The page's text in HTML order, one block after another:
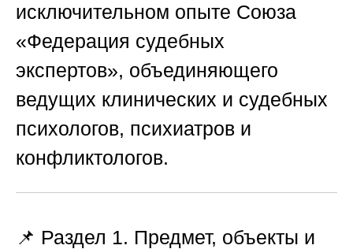
исключительном опыте Союза
«Федерация судебных
экспертов», объединяющего
ведущих клинических и судебных
психологов, психиатров и
конфликтологов.
📌 Раздел 1. Предмет, объекты и